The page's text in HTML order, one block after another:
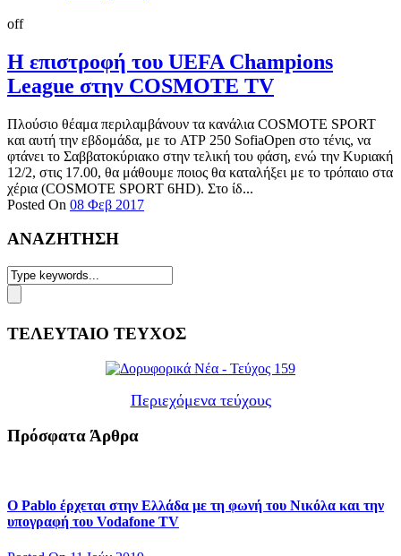
off
Η επιστροφή του UEFA Champions
League στην COSMOTE TV
Πλούσιο θέαμα περιλαμβάνουν τα κανάλια COSMOTE SPORT
και αυτή την εβδομάδα, με το ATP 250 SofiaOpen στο τένις, να
φτάνει το Σαββατοκύριακο στην τελική του φάση, ενώ την Κυριακή
12/2, στις 17.00, θα μάθουμε ποιος θα καταλήξει με το τρόπαιο στα
χέρια (COSMOTE SPORT 6HD). Στο ίδ...
Posted On 08 Φεβ 2017
ΑΝΑΖΗΤΗΣΗ
ΤΕΛΕΥΤΑΙΟ ΤΕΥΧΟΣ
Περιεχόμενα τεύχους
Πρόσφατα Άρθρα
Ο Pablo έρχεται στην Ελλάδα με τη φωνή του Νικόλα και την
υπογραφή του Vodafone TV